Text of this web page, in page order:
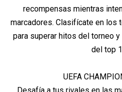
recompensas mientras
marcadores. Clasifícate en los
para superar hitos del torneo
del top
UEFA